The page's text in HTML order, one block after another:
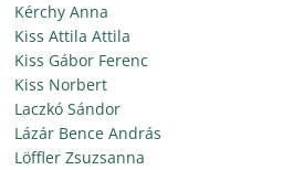
Kérchy Anna
Kiss Attila Attila
Kiss Gábor Ferenc
Kiss Norbert
Laczkó Sándor
Lázár Bence András
Löffler Zsuzsanna